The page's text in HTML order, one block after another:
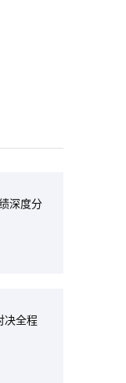
深度分
决全程